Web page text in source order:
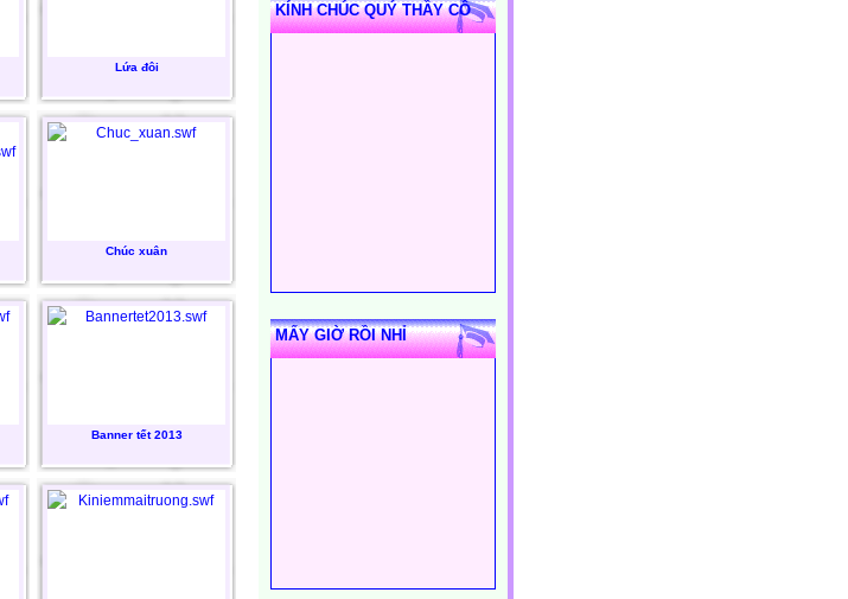
KÍNH CHÚC QUÝ THẦY CÔ
MẤY GIỜ RỒI NHỈ
Lứa đôi
Chúc xuân
Banner tết 2013